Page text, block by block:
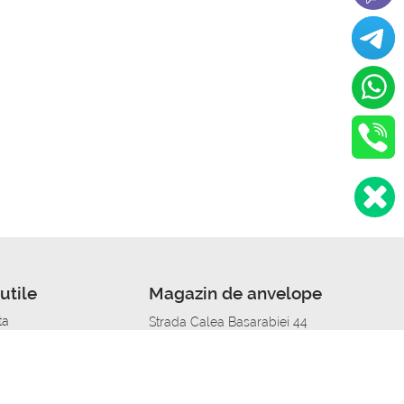
Magazin de anvelope
Strada Calea Basarabiei 44